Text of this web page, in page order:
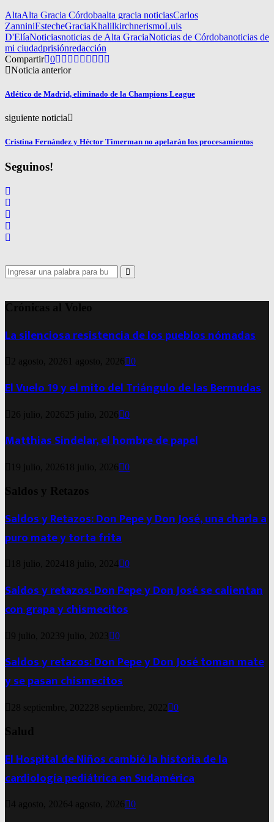
AltaAlta Gracia Córdobaalta gracia noticiasCarlos
ZanniniEstecheGraciaKhalilkirchnerismoLuis
D'ElíaNoticiasnoticias de Alta GraciaNoticias de Córdobanoticias de
mi ciudadprisiónredacción
Compartir 0
Noticia anterior
Atlético de Madrid, eliminado de la Champions League
siguiente noticia
Cristina Fernández y Héctor Timerman no apelarán los procesamientos
Seguinos!
Search
for:
Search
Crónicas al Voleo
La silenciosa resistencia de los pueblos nómadas
2 agosto, 2026 1 agosto, 2026 0
El Vuelo 19 y el mito del Triángulo de las Bermudas
26 julio, 2026 25 julio, 2026 0
Matthias Sindelar, el hombre de papel
19 julio, 2026 18 julio, 2026 0
Saldos y Retazos
Saldos y Retazos: Don Pepe y Don José, una charla a
puro mate y torta frita
18 julio, 2024 18 julio, 2024 0
Saldos y retazos: Don Pepe y Don José se calientan
con grapa y chismecitos
9 julio, 20239 julio, 2023 0
Saldos y retazos: Don Pepe y Don José toman mate
y se pasan chismecitos
28 septiembre, 2022 28 septiembre, 2022 0
Salud
El Hospital de Niños cambió la historia de la
cardiología pediátrica en Sudamérica
4 agosto, 20264 agosto, 2026 0